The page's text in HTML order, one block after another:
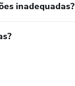
inadequadas?